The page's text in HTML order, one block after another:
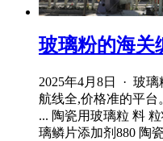
玻璃粉的海关
2025年4月8日 · 玻
航线全,价格准的平台
... 陶瓷用玻璃粒 料
璃鳞片添加剂880 陶